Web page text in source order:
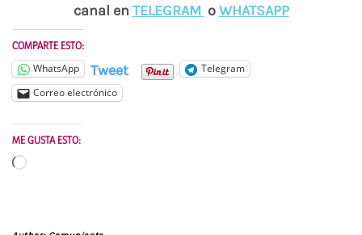
canal en TELEGRAM oWHATSAPP
COMPARTE ESTO:
WhatsApp Tweet
Telegram
Correo electrónico
ME GUSTA ESTO:
Cargando...